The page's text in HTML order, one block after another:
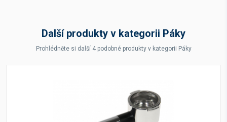
Další produkty v kategorii Páky
Prohlédněte si další 4 podobné produkty v kategorii Páky